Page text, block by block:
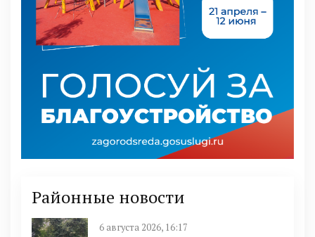
Районные новости
6 августа 2026, 16:17